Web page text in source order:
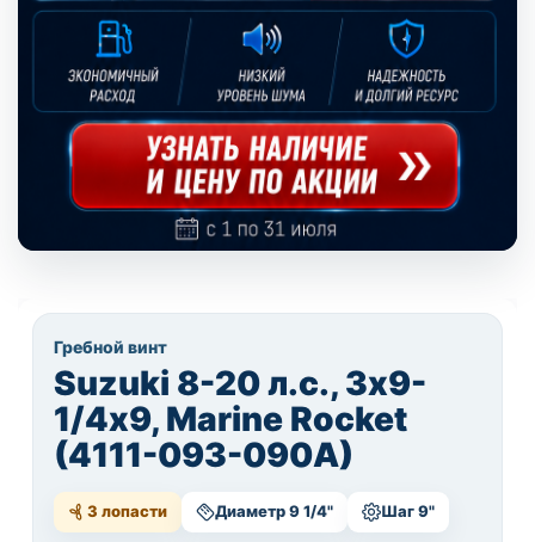
Гребной винт
Suzuki 8-20 л.с., 3х9-
1/4х9, Marine Rocket
(4111-093-090A)
3 лопасти Диаметр 9 1/4" Шаг 9"